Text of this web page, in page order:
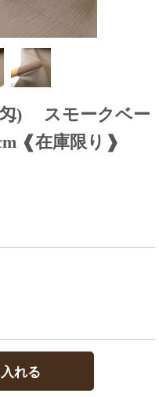
匁) スモークベー
❰在庫限り❱
れる